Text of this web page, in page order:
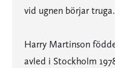
vid ugnen börjar truga.
Harry Martinson
avled i Stockholm